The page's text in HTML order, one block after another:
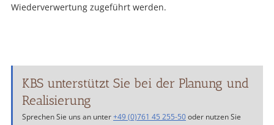
Wiederverwertung zugeführt werden.
KBS unterstützt Sie bei der Planung und
Realisierung
Sprechen Sie uns an unter+49 (0)761 45 255-50oder nutzen Sie